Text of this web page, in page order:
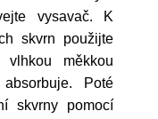
vysavač. K
skvrn použijte
měkkou
Poté
skvrny pomocí